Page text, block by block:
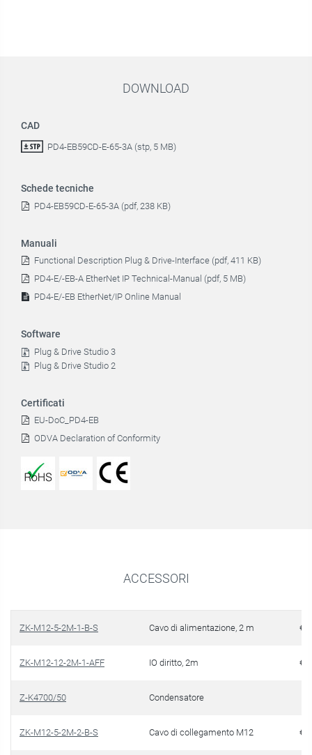
DOWNLOAD
CAD
PD4-EB59CD-E-65-3A (stp, 5 MB)
Schede tecniche
PD4-EB59CD-E-65-3A (pdf, 238 KB)
Manuali
Functional Description Plug & Drive-Interface (pdf, 411 KB)
PD4-E/-EB-A EtherNet IP Technical-Manual (pdf, 5 MB)
PD4-E/-EB EtherNet/IP Online Manual
Software
Plug & Drive Studio 3
Plug & Drive Studio 2
Certificati
EU-DoC_PD4-EB
ODVA Declaration of Conformity
ACCESSORI
ZK-M12-5-2M-1-B-S Cavo di alimentazione, 2 m €
ZK-M12-12-2M-1-AFF IO diritto, 2m €
Z-K4700/50 Condensatore
ZK-M12-5-2M-2-B-S Cavo di collegamento M12 €